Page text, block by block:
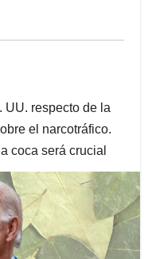
UU. respecto de la
el narcotráfico.
coca será crucial